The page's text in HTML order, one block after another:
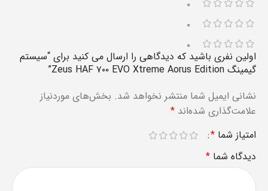
۰
۰
۰
اولین نفری باشید که دیدگاهی را ارسال می کنید برای “سیستم
گیمینگ Zeus HAF ۷۰۰ EVO Xtreme Aorus Edition”
نشانی ایمیل شما منتشر نخواهد شد. بخش‌های موردنیاز
علامت‌گذاری شده‌اند *
امتیاز شما *
دیدگاه شما *